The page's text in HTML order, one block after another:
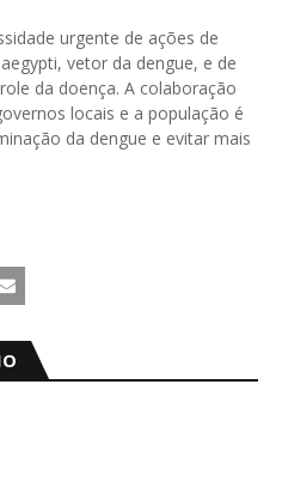
urgente de ações de
vetor da dengue, e de
da doença. A colaboração
locais e a população é
da dengue e evitar mais